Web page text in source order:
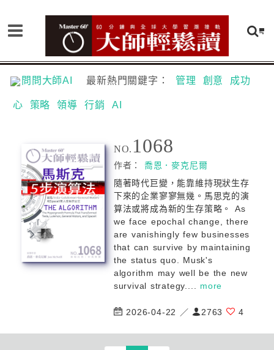
問問大師AI 最新熱門關鍵字： 管理 創意 成功
心 策略 領導 行銷 AI
NO. 1068
作者： 喬恩．麥克尼爾
隨著時代巨變，能靠維持現狀⽣存
下來的企業寥寥無幾。馬思克的演
算法或將成為新的生存策略。 As
we face epochal change, there
are vanishingly few businesses
that can survive by maintaining
the status quo. Musk's
algorithm may well be the new
survival strategy.... more
2026-04-22 ／ 2763 4